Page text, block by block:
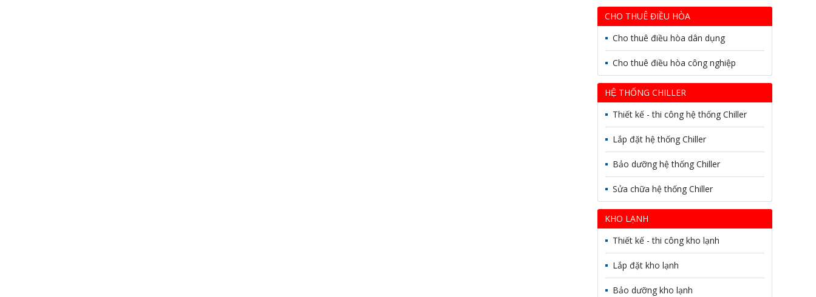
CHO THUÊ ĐIỀU HÒA
Cho thuê điều hòa dân dụng
Cho thuê điều hòa công nghiệp
HỆ THỐNG CHILLER
Thiết kế - thi công hệ thống Chiller
Lắp đặt hệ thống Chiller
Bảo dưỡng hệ thống Chiller
Sửa chữa hệ thống Chiller
KHO LẠNH
Thiết kế - thi công kho lạnh
Lắp đặt kho lạnh
Bảo dưỡng kho lạnh